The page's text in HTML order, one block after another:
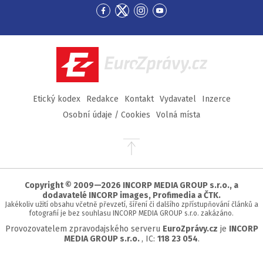
Přejít
Facebook
Přejít
Twitter
Přejít
Instagram
Přejít
YouTube
EuroZprávy.cz
Etický kodex Redakce Kontakt Vydavatel
Inzerce
Osobní údaje / Cookies
Volná místa
Přejít
stránky
Copyright © 2009—2026 INCORP MEDIA GROUP s.r.o., a
dodavatelé INCORP images, Profimedia a ČTK.
Jakékoliv užití obsahu včetně převzetí, šíření či dalšího zpřístupňování článků a
fotografií je bez souhlasu INCORP MEDIA GROUP s.r.o. zakázáno.
Provozovatelem zpravodajského serveru EuroZprávy.cz je INCORP
MEDIA GROUP s.r.o. , IC: 118 23 054.